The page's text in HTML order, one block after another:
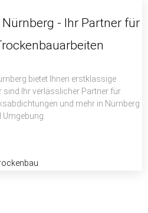
- Ihr Partner für
bietet Ihnen erstklassige
sind Ihr verlässlicher Partner für
und mehr in Nürnberg
Umgebung.